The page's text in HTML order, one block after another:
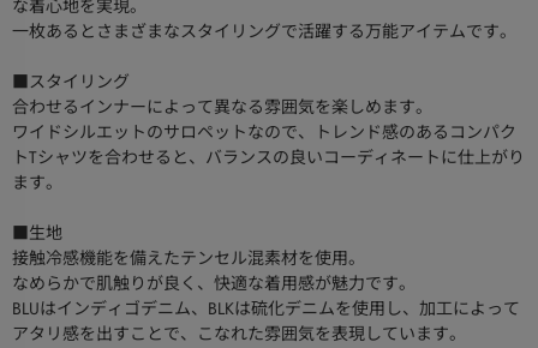
な着心地を実現。
一枚あるとさまざまなスタイリングで活躍する万能アイテムです。
■スタイリング
合わせるインナーによって異なる雰囲気を楽しめます。
ワイドシルエットのサロペットなので、トレンド感のあるコンパク
トTシャツを合わせると、バランスの良いコーディネートに仕上がり
ます。
■生地
接触冷感機能を備えたテンセル混素材を使用。
なめらかで肌触りが良く、快適な着用感が魅力です。
BLUはインディゴデニム、BLKは硫化デニムを使用し、加工によって
アタリ感を出すことで、こなれた雰囲気を表現しています。